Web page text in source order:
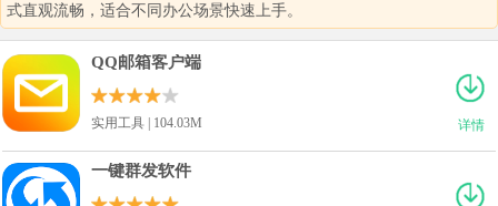
式直观流畅，适合不同办公场景快速上手。
详情
QQ邮箱客户端
实用工具 | 104.03M
一键群发软件